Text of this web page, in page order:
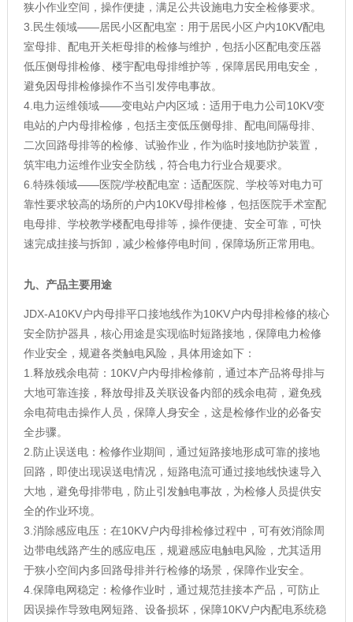
狭小作业空间，操作便捷，满足公共设施电力安全检修要求。
3.民生领域——居民小区配电室：用于居民小区户内10KV配电
室母排、配电开关柜母排的检修与维护，包括小区配电变压器
低压侧母排检修、楼宇配电母排维护等，保障居民用电安全，
避免因母排检修操作不当引发停电事故。
4.电力运维领域——变电站户内区域：适用于电力公司10KV变
电站的户内母排检修，包括主变低压侧母排、配电间隔母排、
二次回路母排等的检修、试验作业，作为临时接地防护装置，
筑牢电力运维作业安全防线，符合电力行业合规要求。
6.特殊领域——医院/学校配电室：适配医院、学校等对电力可
靠性要求较高的场所的户内10KV母排检修，包括医院手术室配
电母排、学校教学楼配电母排等，操作便捷、安全可靠，可快
速完成挂接与拆卸，减少检修停电时间，保障场所正常用电。
九、产品主要用途
JDX-A10KV户内母排平口接地线作为10KV户内母排检修的核心
安全防护器具，核心用途是实现临时短路接地，保障电力检修
作业安全，规避各类触电风险，具体用途如下：
1.释放残余电荷：10KV户内母排检修前，通过本产品将母排与
大地可靠连接，释放母排及关联设备内部的残余电荷，避免残
余电荷电击操作人员，保障人身安全，这是检修作业的必备安
全步骤。
2.防止误送电：检修作业期间，通过短路接地形成可靠的接地
回路，即使出现误送电情况，短路电流可通过接地线快速导入
大地，避免母排带电，防止引发触电事故，为检修人员提供安
全的作业环境。
3.消除感应电压：在10KV户内母排检修过程中，可有效消除周
边带电线路产生的感应电压，规避感应电触电风险，尤其适用
于狭小空间内多回路母排并行检修的场景，保障作业安全。
4.保障电网稳定：检修作业时，通过规范挂接本产品，可防止
因误操作导致电网短路、设备损坏，保障10KV户内配电系统稳